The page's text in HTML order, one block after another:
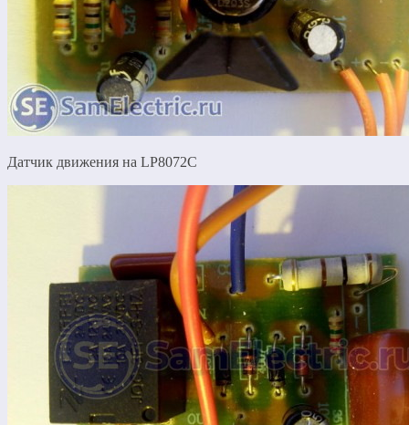
Датчик движения на LP8072C